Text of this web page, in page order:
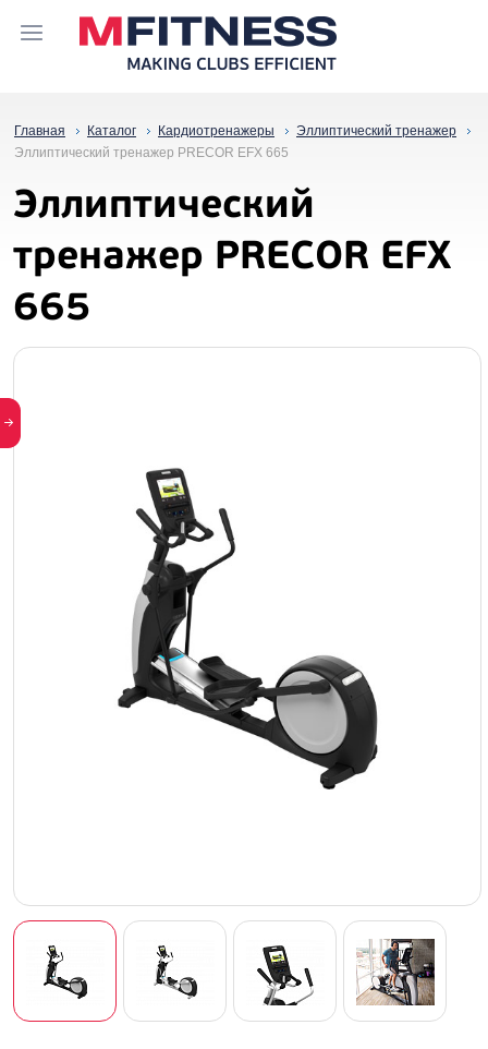
Главная Каталог Кардиотренажеры
Эллиптический тренажер
Эллиптичecкий тpeнaжep PRECOR EFX 665
Эллиптичecкий
тpeнaжep PRECOR EFX
665